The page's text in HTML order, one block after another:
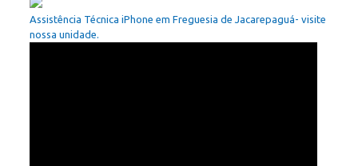
Assistência Técnica iPhone em Freguesia de Jacarepaguá- visite
nossa unidade.